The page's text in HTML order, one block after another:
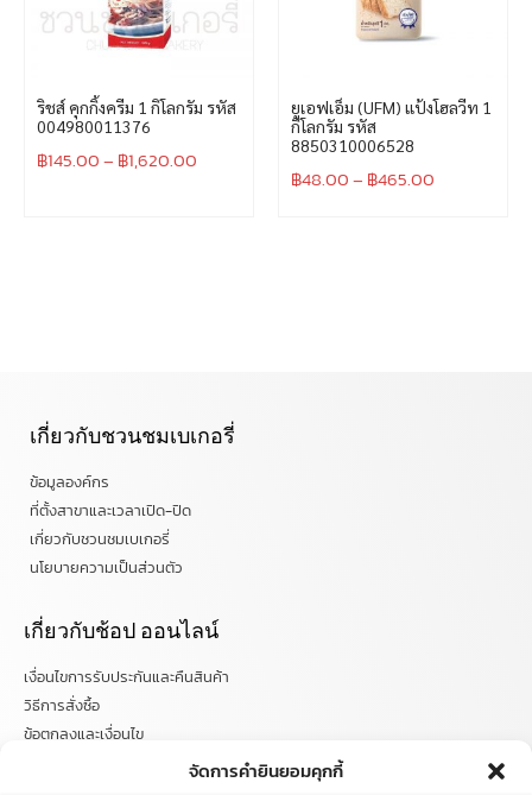
จัดการคำยินยอมคุกกี้
ริชส์ คุกกิ้งครีม 1 กิโลกรัม รหัส
004980011376
฿145.00– ฿1,620.00
ยูเอฟเอ็ม (UFM) แป้งโฮลวีท 1
กิโลกรัม รหัส
8850310006528
฿48.00– ฿465.00
เกี่ยวกับชวนชมเบเกอรี่
ข้อมูลองค์กร
ที่ตั้งสาขาและเวลาเปิด-ปิด
เกี่ยวกับชวนชมเบเกอรี่
นโยบายความเป็นส่วนตัว
เกี่ยวกับช้อป ออนไลน์
เงื่อนไขการรับประกันและคืนสินค้า
วิธีการสั่งซื้อ
ข้อตกลงและเงื่อนไข